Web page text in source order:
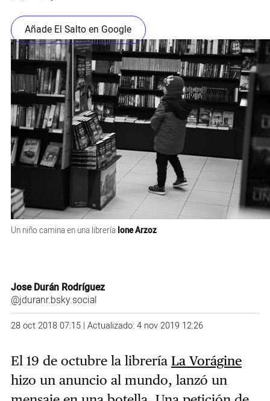
Añade El Salto en Google
Un niño camina en una librería Ione Arzoz
Jose Durán Rodríguez
@jduranr.bsky.social
28 oct 2018 07:15 | Actualizado: 4 nov 2019 12:26
El 19 de octubre la librería La Vorágine
hizo un anuncio al mundo, lanzó un